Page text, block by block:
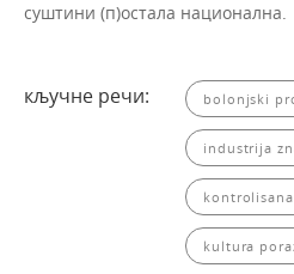
суштини (п)остала национална.
кључне речи: bolonjski
industrija
kultura